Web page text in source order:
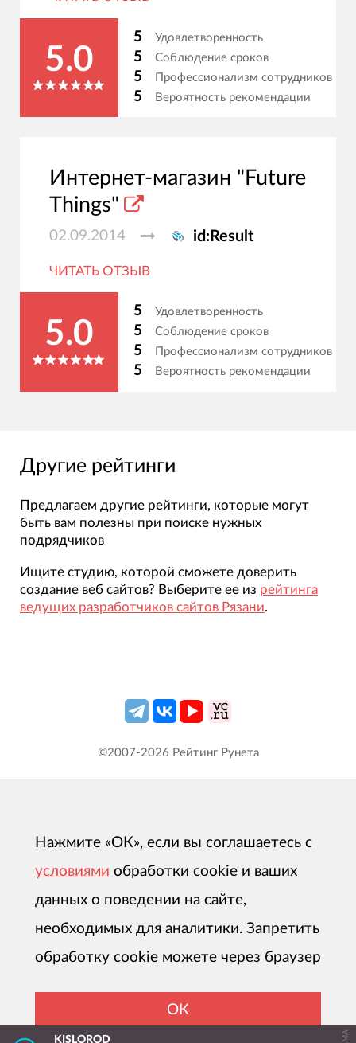
5.0
5 Удовлетворенность
5 Соблюдение сроков
5 Профессионализм сотрудников
5 Вероятность рекомендации
Интернет-магазин "Future
Things"
02.09.2014 id:Result
ЧИТАТЬ ОТЗЫВ
5.0
5 Удовлетворенность
5 Соблюдение сроков
5 Профессионализм сотрудников
5 Вероятность рекомендации
Другие рейтинги
Предлагаем другие рейтинги, которые могут
быть вам полезны при поиске нужных
подрядчиков
Ищите студию, которой сможете доверить
создание веб сайтов? Выберите ее из рейтинга
ведущих разработчиков сайтов Рязани.
KISLOROD
©2007-2026 Рейтинг Рунета
Нажмите «ОК», если вы соглашаетесь с
условиями обработки cookie и ваших
данных о поведении на сайте,
необходимых для аналитики. Запретить
обработку cookie можете через браузер
ОК